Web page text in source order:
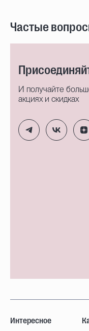
Частые
И получайте
акциях и скидках
Интересное